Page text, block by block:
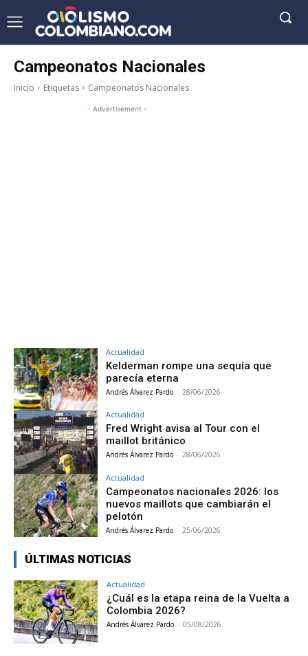
Campeonatos Nacionales
Inicio Etiquetas Campeonatos Nacionales
- Advertisement -
Actualidad
Kelderman rompe una sequía que
parecía eterna
Andrés Álvarez Pardo - 28/06/2026
Actualidad
Fred Wright avisa al Tour con el
maillot británico
Andrés Álvarez Pardo - 28/06/2026
Actualidad
Campeonatos nacionales 2026: los
nuevos maillots que cambiarán el
pelotón
Andrés Álvarez Pardo - 25/06/2026
ÚLTIMAS NOTICIAS
Actualidad
¿Cuál es la etapa reina de la Vuelta a
Colombia 2026?
Andrés Álvarez Pardo - 05/08/2026